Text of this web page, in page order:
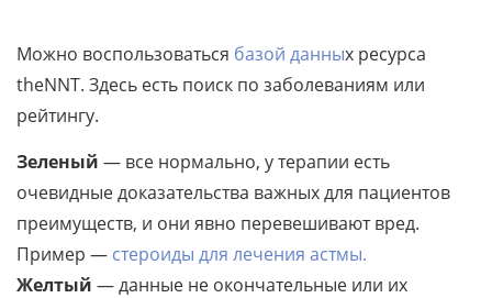
Можно воспользоваться базой данных ресурса
theNNT. Здесь есть поиск по заболеваниям или
рейтингу.
Зеленый — все нормально, у терапии есть
очевидные доказательства важных для пациентов
преимуществ, и они явно перевешивают вред.
Пример — стероиды для лечения астмы.
Желтый — данные не окончательные или их